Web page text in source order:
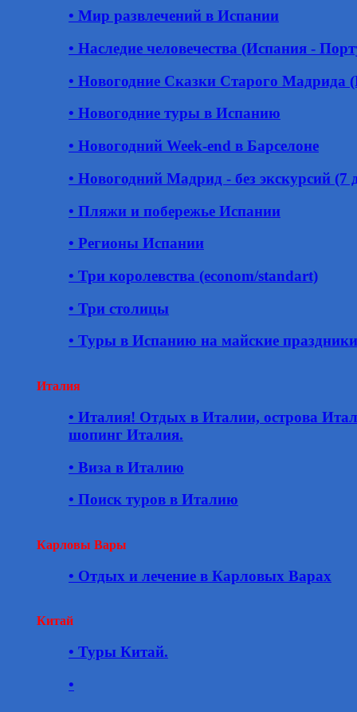
• Мир развлечений в Испании
• Наследие человечества (Испания -
• Новогодние Сказки Старого
• Новогодние туры в Испанию
• Новогодний Week-end в Барселоне
• Новогодний Мадрид - без экскурсий (7
• Пляжи и побережье Испании
• Регионы Испании
• Три королевства (econom/standart)
• Три столицы
• Туры в Испанию на майские праздники
Италия
• Италия! Отдых в Италии, острова
шопинг Италия.
• Виза в Италию
• Поиск туров в Италию
Карловы Вары
• Отдых и лечение в Карловых Варах
Китай
• Туры Китай.
•